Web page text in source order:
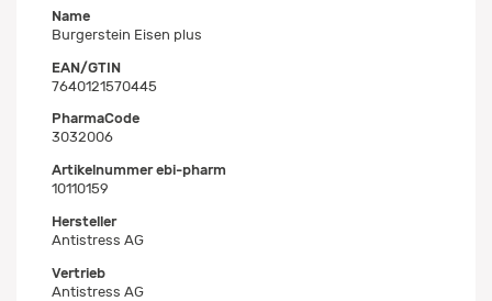
Name
Burgerstein Eisen plus
EAN/GTIN
7640121570445
PharmaCode
3032006
Artikelnummer ebi-pharm
10110159
Hersteller
Antistress AG
Vertrieb
Antistress AG